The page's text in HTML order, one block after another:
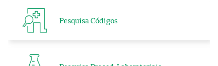
Pesquisa Códigos